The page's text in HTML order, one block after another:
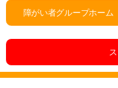
障がい者グループホーム